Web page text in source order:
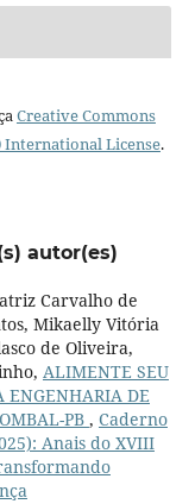
Creative Commons
License.
autor(es)
Carvalho de
Mikaelly Vitória
de Oliveira,
ALIMENTE SEU
ENGENHARIA DE
PB , Caderno
Anais do XVIII